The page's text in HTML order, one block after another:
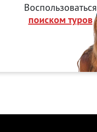
Воспользоваться
поиском туров